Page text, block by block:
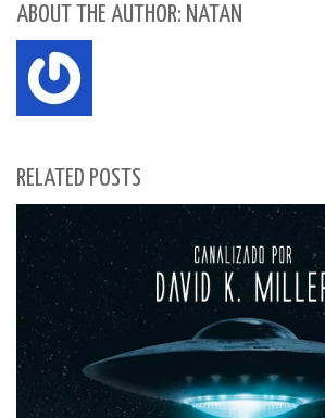
ABOUT THE AUTHOR: NATAN
RELATED POSTS